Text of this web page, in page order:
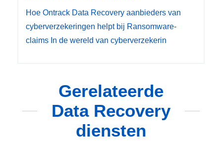
Hoe Ontrack Data Recovery aanbieders van
cyberverzekeringen helpt bij Ransomware-
claims In de wereld van cyberverzekerin
Gerelateerde
Data Recovery
diensten